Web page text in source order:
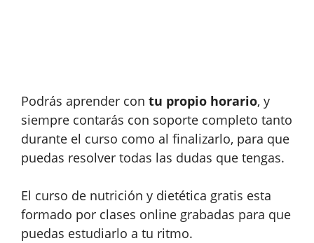
Podrás aprender con tu propio horario, y
siempre contarás con soporte completo tanto
durante el curso como al finalizarlo, para que
puedas resolver todas las dudas que tengas.
El curso de nutrición y dietética gratis esta
formado por clases online grabadas para que
puedas estudiarlo a tu ritmo.